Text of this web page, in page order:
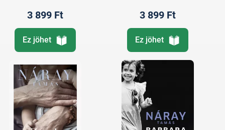
3 899 Ft
Ez jöhet
3 899 Ft
Ez jöhet